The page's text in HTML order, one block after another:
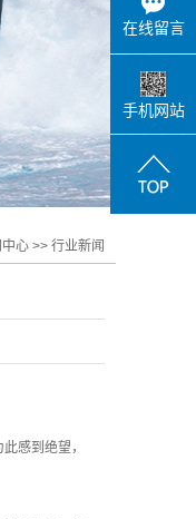
心 >> 行业新闻
感到绝望，
在线留言
手机网站